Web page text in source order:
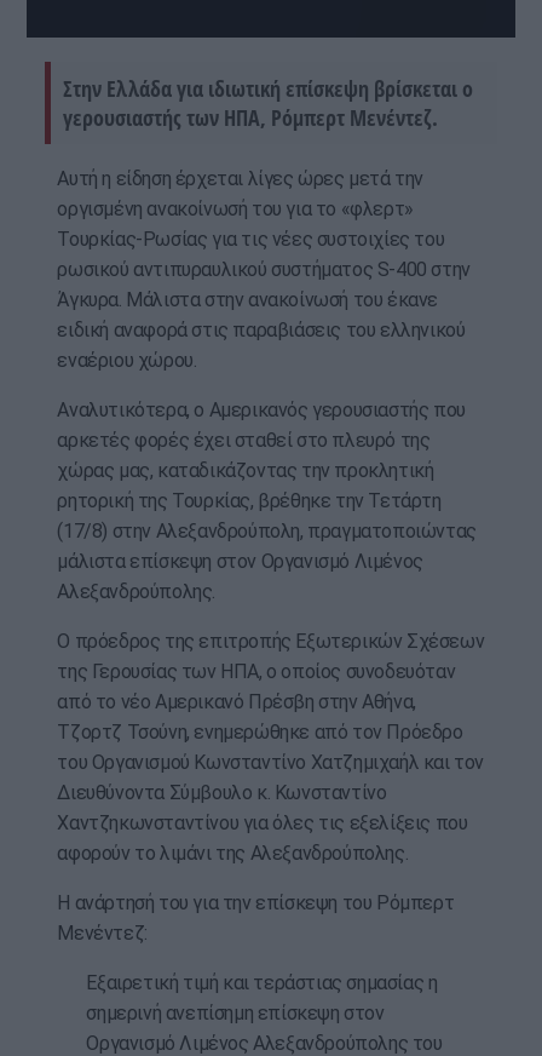
Στην Ελλάδα για ιδιωτική επίσκεψη βρίσκεται ο
γερουσιαστής των ΗΠΑ, Ρόμπερτ Μενέντεζ.
Αυτή η είδηση έρχεται λίγες ώρες μετά την
οργισμένη ανακοίνωσή του για το «φλερτ»
Τουρκίας-Ρωσίας για τις νέες συστοιχίες του
ρωσικού αντιπυραυλικού συστήματος S-400 στην
Άγκυρα. Μάλιστα στην ανακοίνωσή του έκανε
ειδική αναφορά στις παραβιάσεις του ελληνικού
εναέριου χώρου.
Αναλυτικότερα, ο Αμερικανός γερουσιαστής που
αρκετές φορές έχει σταθεί στο πλευρό της
χώρας μας, καταδικάζοντας την προκλητική
ρητορική της Τουρκίας, βρέθηκε την Τετάρτη
(17/8) στην Αλεξανδρούπολη, πραγματοποιώντας
μάλιστα επίσκεψη στον Οργανισμό Λιμένος
Αλεξανδρούπολης.
Ο πρόεδρος της επιτροπής Εξωτερικών Σχέσεων
της Γερουσίας των ΗΠΑ, ο οποίος συνοδευόταν
από το νέο Αμερικανό Πρέσβη στην Αθήνα,
Τζορτζ Τσούνη, ενημερώθηκε από τον Πρόεδρο
του Οργανισμού Κωνσταντίνο Χατζημιχαήλ και τον
Διευθύνοντα Σύμβουλο κ. Κωνσταντίνο
Χαντζηκωνσταντίνου για όλες τις εξελίξεις που
αφορούν το λιμάνι της Αλεξανδρούπολης.
Η ανάρτησή του για την επίσκεψη του Ρόμπερτ
Μενέντεζ:
Εξαιρετική τιμή και τεράστιας σημασίας η
σημερινή ανεπίσημη επίσκεψη στον
Οργανισμό Λιμένος Αλεξανδρούπολης του